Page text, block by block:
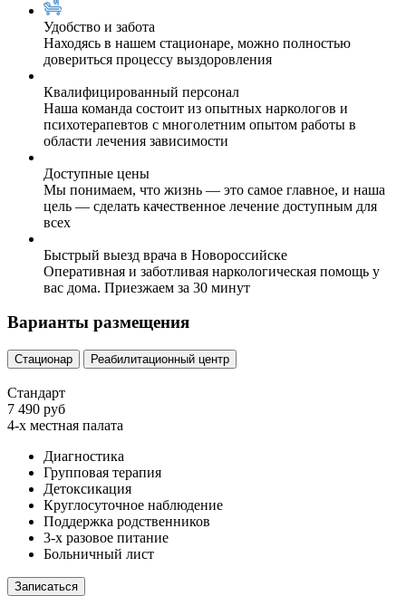
Удобство и забота
Находясь в нашем стационаре, можно полностью
довериться процессу выздоровления
Квалифицированный персонал
Наша команда состоит из опытных наркологов и
психотерапевтов с многолетним опытом работы в
области лечения зависимости
Доступные цены
Мы понимаем, что жизнь — это самое главное, и наша
цель — сделать качественное лечение доступным для
всех
Быстрый выезд врача в Новороссийске
Оперативная и заботливая наркологическая помощь у
вас дома. Приезжаем за 30 минут
Варианты размещения
Стационар Реабилитационный центр
Стандарт
7 490 руб
4-х местная палата
Диагностика
Групповая терапия
Детоксикация
Круглосуточное наблюдение
Поддержка родственников
3-х разовое питание
Больничный лист
Записаться